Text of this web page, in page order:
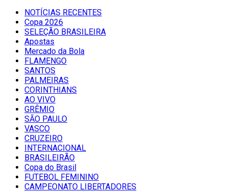
NOTÍCIAS RECENTES
Copa 2026
SELEÇÃO BRASILEIRA
Apostas
Mercado da Bola
FLAMENGO
SANTOS
PALMEIRAS
CORINTHIANS
AO VIVO
GRÊMIO
SĀO PAULO
VASCO
CRUZEIRO
INTERNACIONAL
BRASILEIRÃO
Copa do Brasil
FUTEBOL FEMININO
CAMPEONATO LIBERTADORES